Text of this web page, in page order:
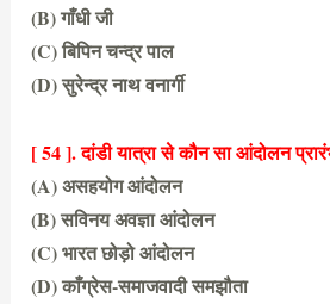
(B) गाँधी जी
(C) बिपिन चन्द्र पाल
(D) सुरेन्द्र नाथ वनार्गी
[ 54 ]. दांडी यात्रा से कौन सा आंदोलन
(A) असहयोग आंदोलन
(B) सविनय अवज्ञा आंदोलन
(C) भारत छोड़ो आंदोलन
(D) काँग्रेस-समाजवादी समझौता